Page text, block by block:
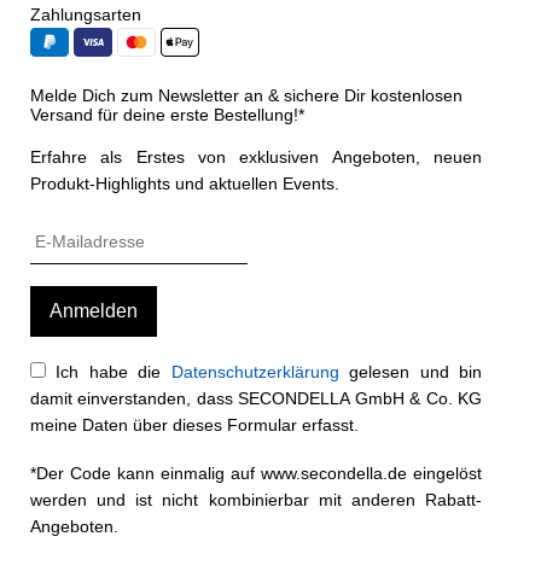
Zahlungsarten
Melde Dich zum Newsletter an & sichere Dir kostenlosen
Versand für deine erste Bestellung!*
Erfahre als Erstes von exklusiven Angeboten, neuen
Produkt-Highlights und aktuellen Events.
Ich habe die Datenschutzerklärung gelesen und bin
damit einverstanden, dass SECONDELLA GmbH & Co. KG
meine Daten über dieses Formular erfasst.
*Der Code kann einmalig auf www.secondella.de eingelöst
werden und ist nicht kombinierbar mit anderen Rabatt-
Angeboten.